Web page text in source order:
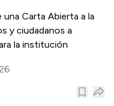
Carta Abierta a la
y ciudadanos a
la institución